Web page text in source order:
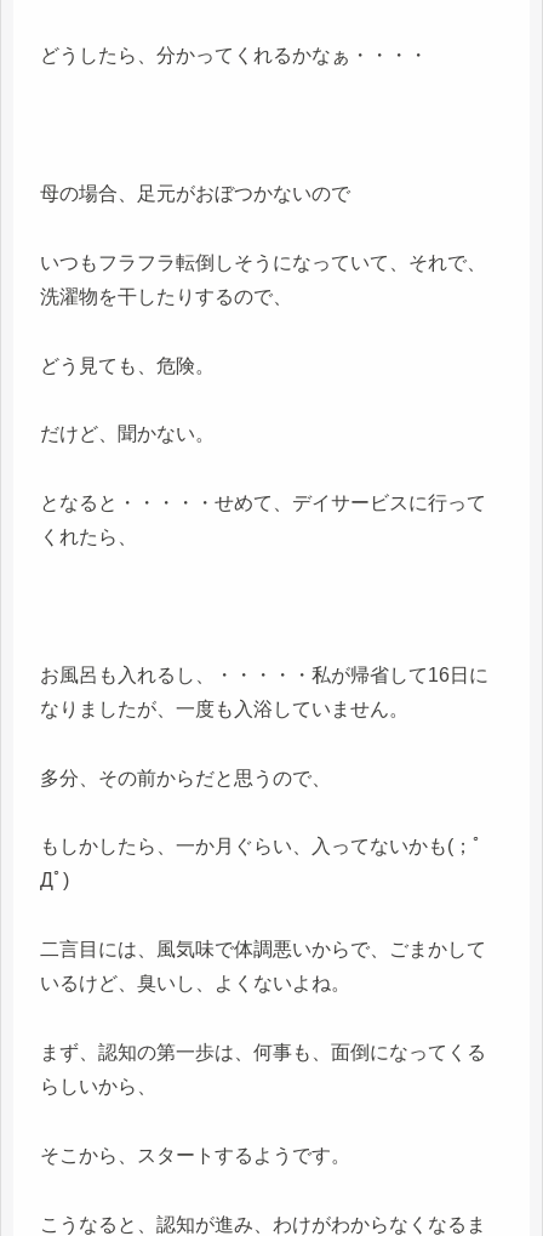
どうしたら、分かってくれるかなぁ・・・・
母の場合、足元がおぼつかないので
いつもフラフラ転倒しそうになっていて、それで、
洗濯物を干したりするので、
どう見ても、危険。
だけど、聞かない。
となると・・・・・せめて、デイサービスに行って
くれたら、
お風呂も入れるし、・・・・・私が帰省して16日に
なりましたが、一度も入浴していません。
多分、その前からだと思うので、
もしかしたら、一か月ぐらい、入ってないかも(；ﾟ
Дﾟ)
二言目には、風気味で体調悪いからで、ごまかして
いるけど、臭いし、よくないよね。
まず、認知の第一歩は、何事も、面倒になってくる
らしいから、
そこから、スタートするようです。
こうなると、認知が進み、わけがわからなくなるま